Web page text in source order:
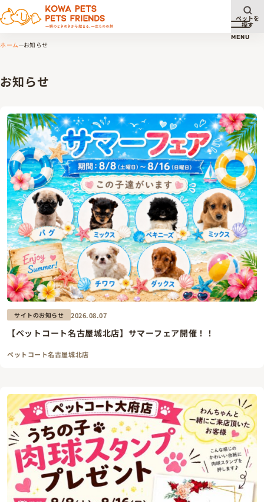
メニ
MENU
ペットを
探す
ホーム お知らせ
お知らせ
サイトのお知らせ 2026.08.07
【ペットコート名古屋城北店】サマーフェア開催！！
ペットコート名古屋城北店